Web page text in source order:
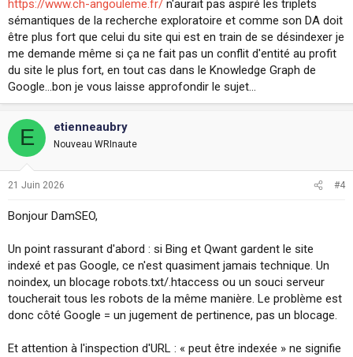
https://www.ch-angouleme.fr/ n'aurait pas aspiré les triplets
sémantiques de la recherche exploratoire et comme son DA doit
être plus fort que celui du site qui est en train de se désindexer je
me demande même si ça ne fait pas un conflit d'entité au profit
du site le plus fort, en tout cas dans le Knowledge Graph de
Google...bon je vous laisse approfondir le sujet...
E etienneaubry
Nouveau WRInaute
21 Juin 2026 #4
Bonjour DamSEO,
Un point rassurant d'abord : si Bing et Qwant gardent le site
indexé et pas Google, ce n'est quasiment jamais technique. Un
noindex, un blocage robots.txt/.htaccess ou un souci serveur
toucherait tous les robots de la même manière. Le problème est
donc côté Google = un jugement de pertinence, pas un blocage.
Et attention à l'inspection d'URL : « peut être indexée » ne signifie